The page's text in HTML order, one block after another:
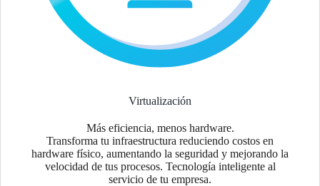
Virtualización
Más eficiencia, menos hardware.
Transforma tu infraestructura reduciendo costos en
hardware físico, aumentando la seguridad y mejorando la
velocidad de tus procesos. Tecnología inteligente al
servicio de tu empresa.